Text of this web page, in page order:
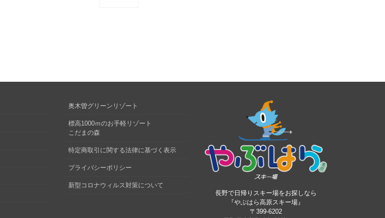
奥木曽グリーンリゾート
標高1000ｍのお手軽リゾート
こだまの森
特定商取引に関する法律に基づく表示
プライバシーポリシー
新型コロナウィルス対策について
長野で日帰りスキー場をお探しなら
『やぶはら高原スキー場』
〒399-6202